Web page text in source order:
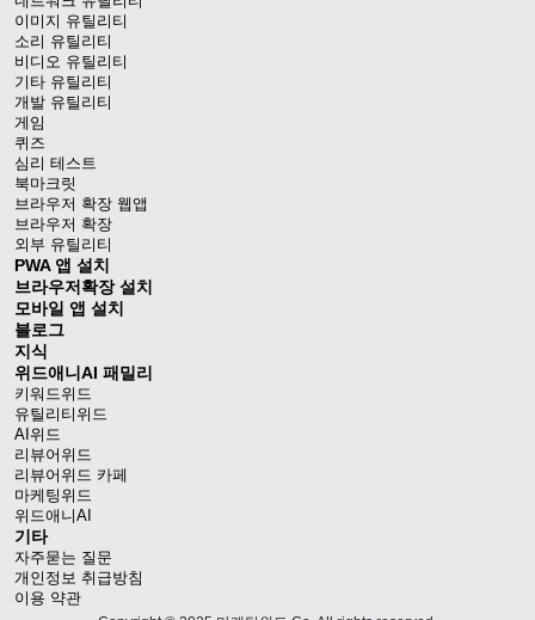
이미지 유틸리티
소리 유틸리티
비디오 유틸리티
기타 유틸리티
개발 유틸리티
게임
퀴즈
심리 테스트
북마크릿
브라우저 확장 웹앱
브라우저 확장
외부 유틸리티
PWA 앱 설치
브라우저확장 설치
모바일 앱 설치
블로그
지식
위드애니AI 패밀리
키워드위드
유틸리티위드
AI위드
리뷰어위드
리뷰어위드 카페
마케팅위드
위드애니AI
기타
자주묻는 질문
개인정보 취급방침
이용 약관